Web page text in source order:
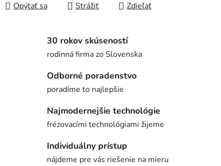
Opýtať sa Strážiť Zdieľať
30 rokov skúseností
rodinná firma zo Slovenska
Odborné poradenstvo
poradíme to najlepšie
Najmodernejšie technológie
frézovacími technológiami žijeme
Individuálny prístup
nájdeme pre vás riešenie na mieru